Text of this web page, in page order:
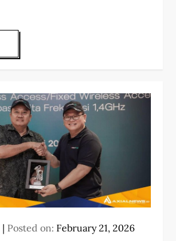
Posted on: February 21, 2026